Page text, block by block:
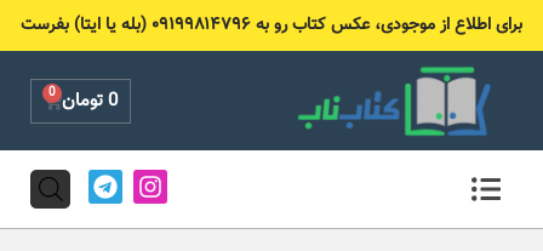
برای اطلاع از موجودی، عکس کتاب رو به ۰۹۱۹۹۸۱۴۷۹۶ (بله یا ایتا) بفرست
0تومان 0
Cart
I
n
s
T
e
l